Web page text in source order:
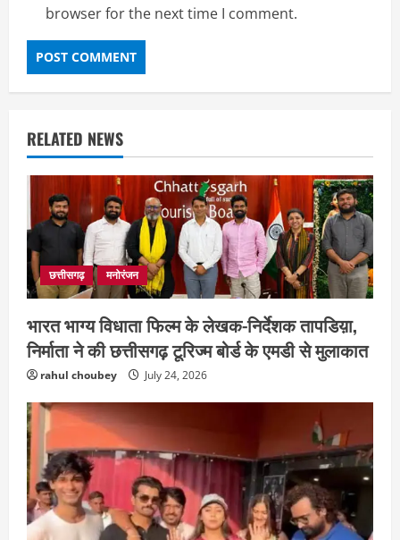
browser for the next time I comment.
RELATED NEWS
छत्तीसगढ़ मनोरंजन
भारत भाग्य विधाता फिल्म के लेखक-निर्देशक तापडिय़ा,
निर्माता ने की छत्तीसगढ़ टूरिज्म बोर्ड के एमडी से मुलाकात
rahul choubey July 24, 2026